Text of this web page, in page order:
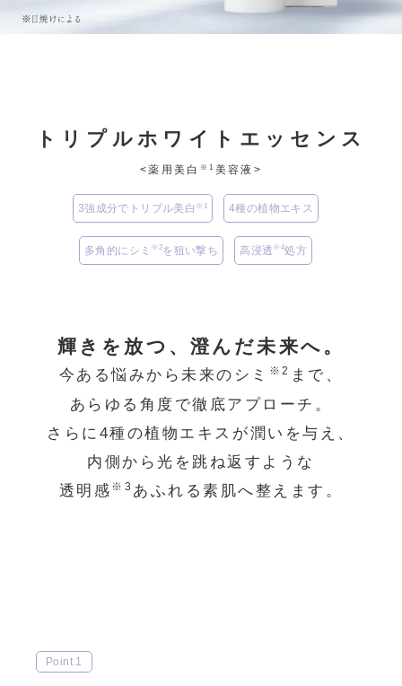
トリプルホワイトエッセンス
<薬用美白 ※1 美容液>
3強成分でトリプル美白 ※1 4種の植物エキス
多角的にシミ ※2を狙い撃ち 高浸透 ※4処方
輝きを放つ、澄んだ未来へ。
今ある悩みから未来のシミ ※2 まで、
あらゆる角度で徹底アプローチ。
さらに4種の植物エキスが潤いを与え、
内側から光を跳ね返すような
透明感 ※3 あふれる素肌へ整えます。
Point.1